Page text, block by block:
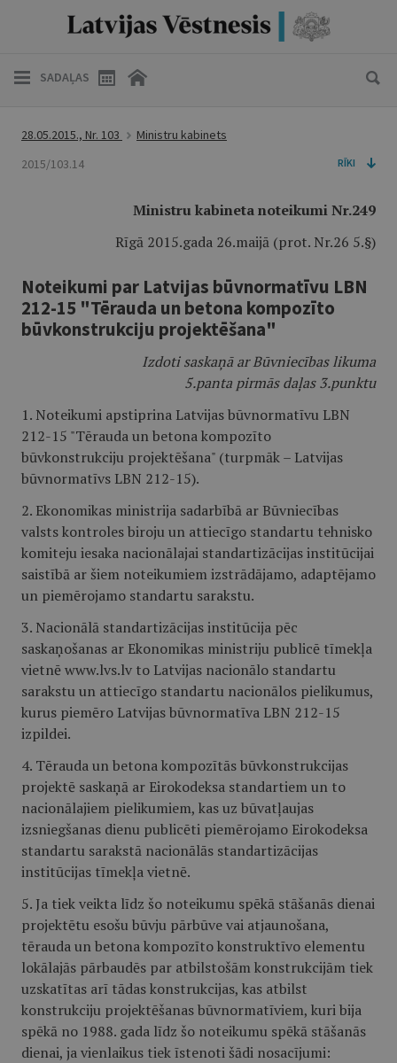
SADAĻAS
28.05.2015., Nr. 103
Ministru kabinets
2015/103.14
RĪKI
Ministru kabineta noteikumi Nr.249
Rīgā 2015.gada 26.maijā (prot. Nr.26 5.§)
Noteikumi par Latvijas būvnormatīvu LBN
212-15 "Tērauda un betona kompozīto
būvkonstrukciju projektēšana"
Izdoti saskaņā ar Būvniecības likuma
5.panta pirmās daļas 3.punktu
1. Noteikumi apstiprina Latvijas būvnormatīvu LBN
212-15 "Tērauda un betona kompozīto
būvkonstrukciju projektēšana" (turpmāk – Latvijas
būvnormatīvs LBN 212-15).
2. Ekonomikas ministrija sadarbībā ar Būvniecības
valsts kontroles biroju un attiecīgo standartu tehnisko
komiteju iesaka nacionālajai standartizācijas institūcijai
saistībā ar šiem noteikumiem izstrādājamo, adaptējamo
un piemērojamo standartu sarakstu.
3. Nacionālā standartizācijas institūcija pēc
saskaņošanas ar Ekonomikas ministriju publicē tīmekļa
vietnē www.lvs.lv to Latvijas nacionālo standartu
sarakstu un attiecīgo standartu nacionālos pielikumus,
kurus piemēro Latvijas būvnormatīva LBN 212-15
izpildei.
4. Tērauda un betona kompozītās būvkonstrukcijas
projektē saskaņā ar Eirokodeksa standartiem un to
nacionālajiem pielikumiem, kas uz būvatļaujas
izsniegšanas dienu publicēti piemērojamo Eirokodeksa
standartu sarakstā nacionālās standartizācijas
institūcijas tīmekļa vietnē.
5. Ja tiek veikta līdz šo noteikumu spēkā stāšanās dienai
projektētu esošu būvju pārbūve vai atjaunošana,
tērauda un betona kompozīto konstruktīvo elementu
lokālajās pārbaudēs par atbilstošām konstrukcijām tiek
uzskatītas arī tādas konstrukcijas, kas atbilst
konstrukciju projektēšanas būvnormatīviem, kuri bija
spēkā no 1988. gada līdz šo noteikumu spēkā stāšanās
dienai, ja vienlaikus tiek īstenoti šādi nosacījumi: